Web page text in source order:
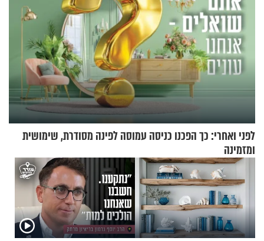
לפני ואחרי: כך הפכנו כניסה עמוסה לפינה מסודרת, שימושית
ומזמינה